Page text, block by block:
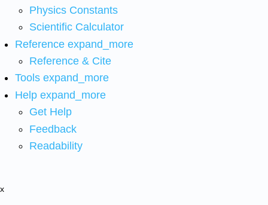
Physics Constants
Scientific Calculator
Reference expand_more
Reference & Cite
Tools expand_more
Help expand_more
Get Help
Feedback
Readability
x